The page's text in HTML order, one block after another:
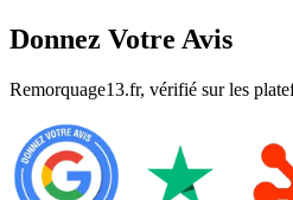
Donnez Votre Avis
Remorquage13.fr, vérifié sur les